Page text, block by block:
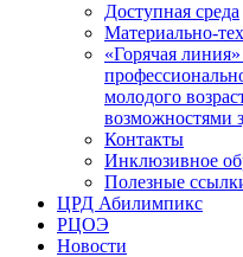
Доступная среда
Материально-
«Горячая
молодого
возможностями
Контакты
Инклюзивное
Полезные
ЦРД Абилимпикс
РЦОЭ
Новости